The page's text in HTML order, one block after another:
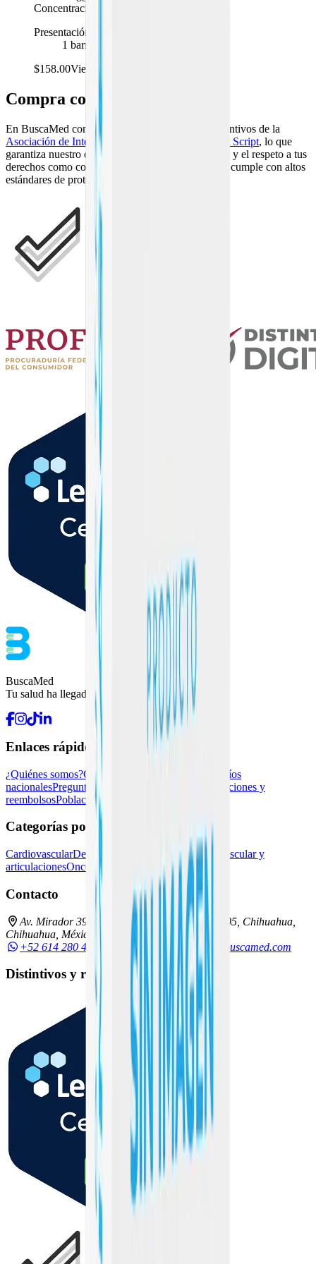
Concentración
Presentación
1 barra de 80 g
$158.00Viendo
Compra con confianza
En BuscaMed contamos con certificaciones y distintivos de la
Asociación de Internet MX
Legit Script, lo que
garantiza nuestro compromiso con la transparencia y el respeto a tus
derechos como consumidor. Además, nuestro sitio cumple con altos
estándares de protección de datos.
BuscaMed
Tu salud ha llegado.
Enlaces rápidos
¿Quiénes somos?Contacto
Envíos
nacionalesPreguntas frecuentes
Devoluciones y
reembolsosPoblación vulnerable
Categorías populares
CardiovascularDermatología Endocrina general
Muscular y
articulacionesOncología e inmunoterapia
Contacto
Av. Mirador 3911-D, Los Sicomoros, C.P. 31205, Chihuahua,
Chihuahua, México
+52 614 280 4864
55 9331 4323 hola@buscamed.com
Distintivos y reconocimientos